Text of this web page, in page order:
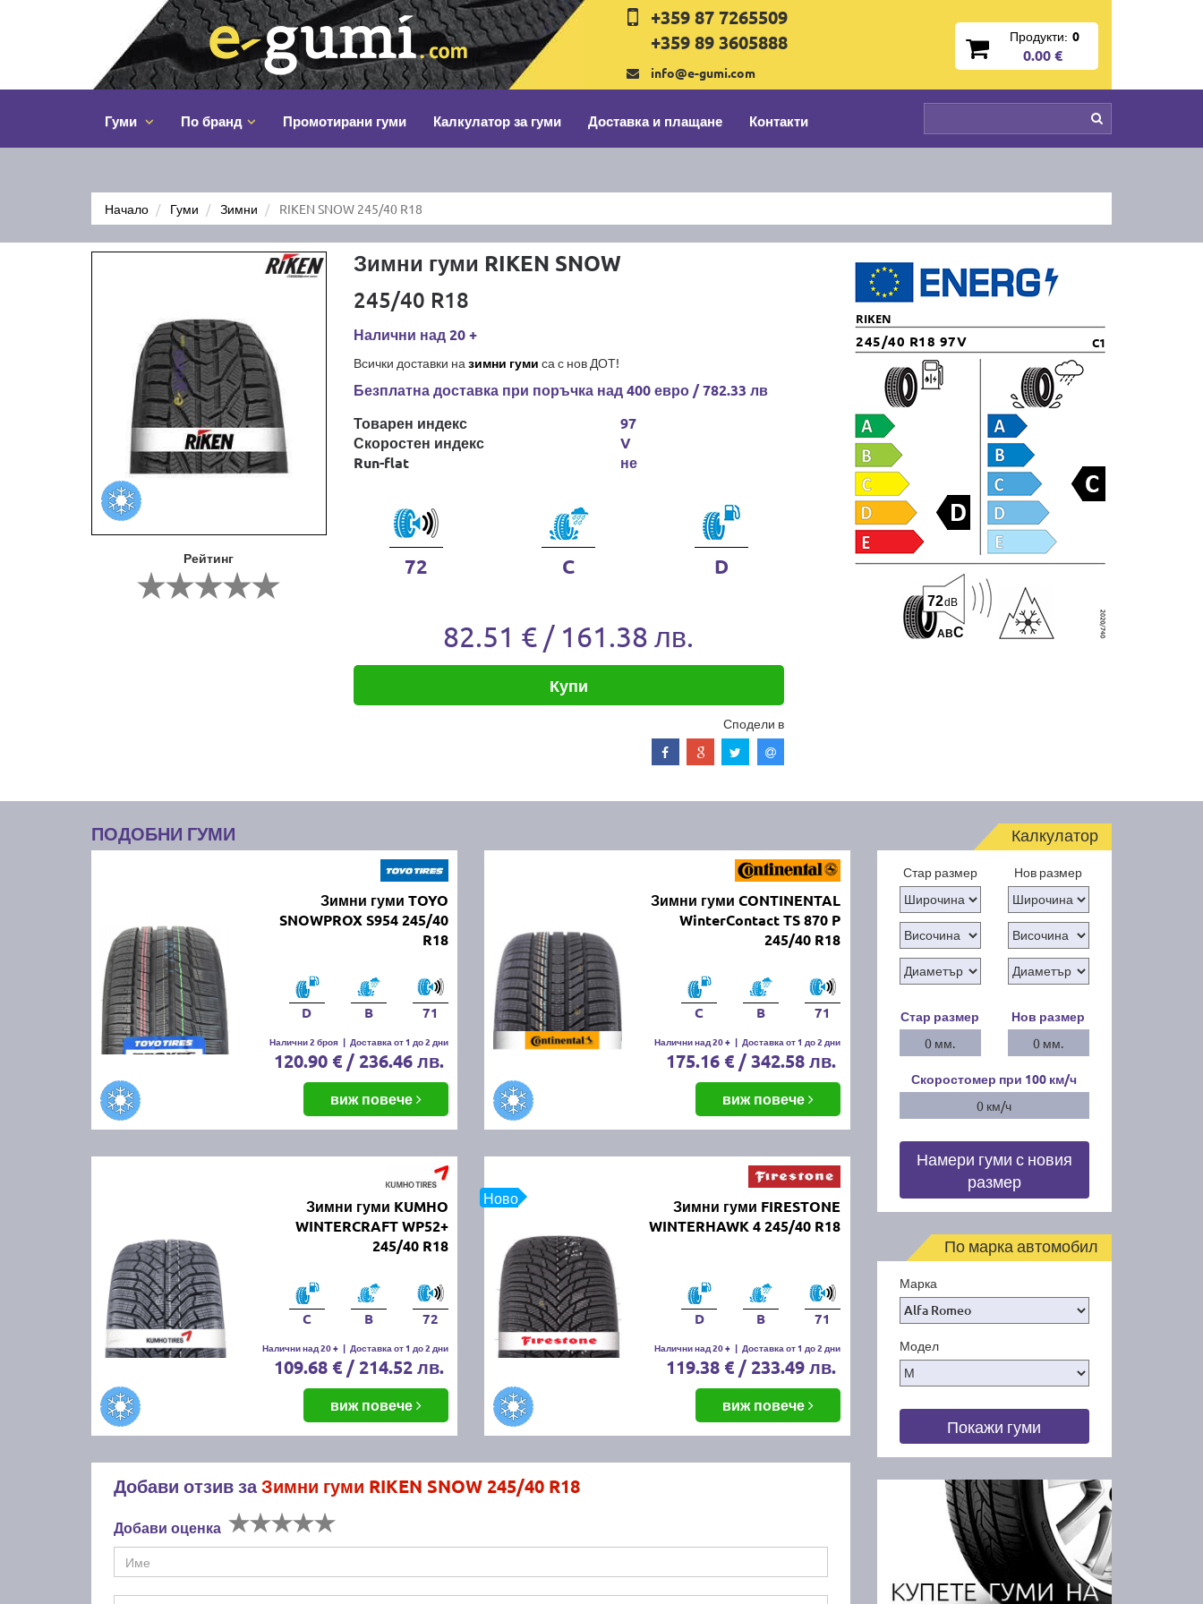
+359 87 7265509
+359 89 3605888
info@e-gumi.com
Продукти: 0
0.00 €
Гуми По бранд Промотирани гуми Калкулатор за гуми Доставка и плащане Контакти
Начало Гуми Зимни RIKEN SNOW 245/40 R18
Рейтинг
Зимни гуми RIKEN SNOW
245/40 R18
Налични над 20 +
Всички доставки на зимни гуми са с нов ДОТ!
Безплатна доставка при поръчка над 400 евро / 782.33 лв
Товарен индекс
Скоростен индекс
Run-flat
97
V
не
72 C D
82.51 € / 161.38 лв.
Купи
Сподели в
RIKEN
245/40 R18 97V C1
A BC
72dB
ПОДОБНИ ГУМИ
Зимни гуми TOYO
SNOWPROX S954 245/40
R18
D B 71
Налични 2 броя | Доставка от 1 до 2 дни
120.90 € / 236.46 лв.
виж повече
Зимни гуми CONTINENTAL
WinterContact TS 870 P
245/40 R18
C B 71
Налични над 20 + | Доставка от 1 до 2 дни
175.16 € / 342.58 лв.
виж повече
Зимни гуми KUMHO
WINTERCRAFT WP52+
245/40 R18
C B 72
Налични над 20 + | Доставка от 1 до 2 дни
109.68 € / 214.52 лв.
виж повече
Ново
Зимни гуми FIRESTONE
WINTERHAWK 4 245/40 R18
D B 71
Налични над 20 + | Доставка от 1 до 2 дни
119.38 € / 233.49 лв.
виж повече
Добави отзив заЗимни гуми RIKEN SNOW 245/40 R18
Добави оценка
Калкулатор
Стар размер Нов размер
Стар размер
0 мм.
Нов размер
0 мм.
Скоростомер при 100 км/ч
0 км/ч
Намери гуми с новия
размер
По марка автомобил
Марка
Модел
Покажи гуми